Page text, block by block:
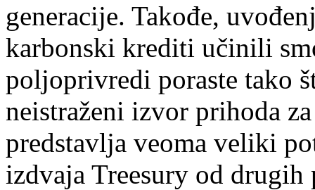
generacije. Takođe,
karbonski krediti učinili
poljoprivredi poraste tako
neistraženi izvor prihoda
predstavlja veoma veliki
izdvaja Treesury od